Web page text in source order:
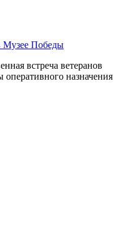
Музее Победы
встреча ветеранов
назначения